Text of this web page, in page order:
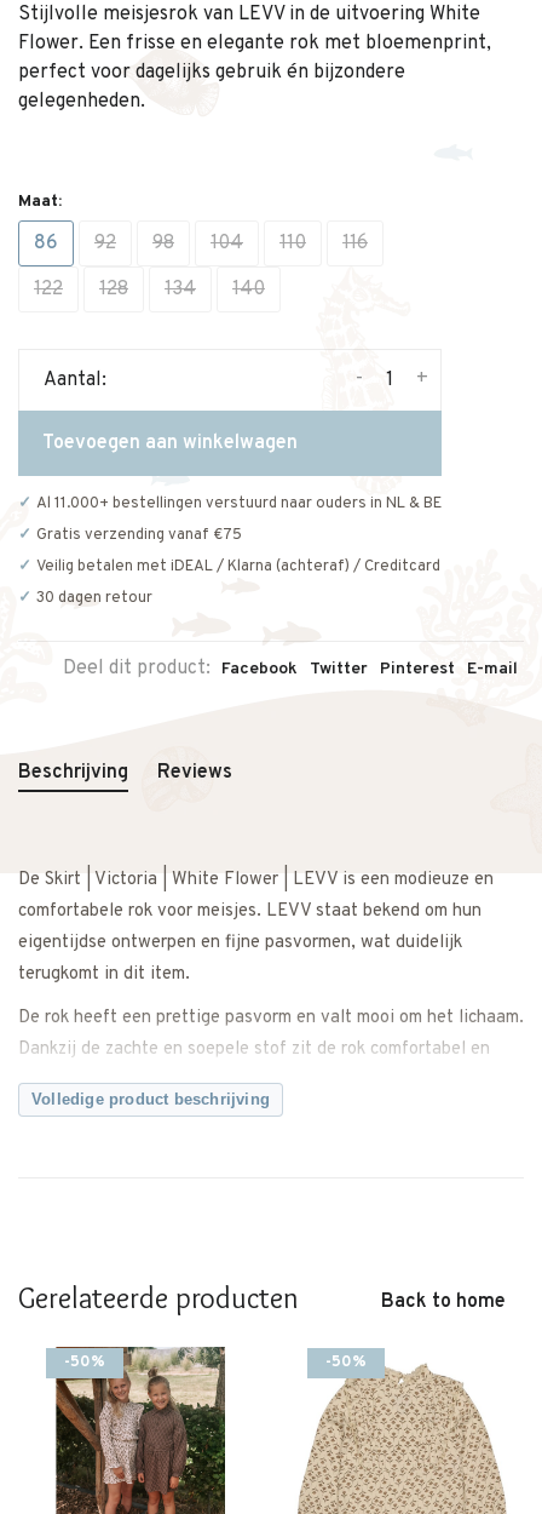
Stijlvolle meisjesrok van LEVV in de uitvoering White
Flower. Een frisse en elegante rok met bloemenprint,
perfect voor dagelijks gebruik én bijzondere
gelegenheden.
Maat:
86 92 98 104 110
116
122
128 134 140
Aantal: +
-
Toevoegen aan winkelwagen
Al 11.000+ bestellingen verstuurd naar ouders in NL & BE
Gratis verzending vanaf €75
Veilig betalen met iDEAL / Klarna (achteraf) / Creditcard
30 dagen retour
Deel dit product: Facebook Twitter Pinterest E-mail
Beschrijving Reviews
De Skirt | Victoria | White Flower | LEVV is een modieuze en
comfortabele rok voor meisjes. LEVV staat bekend om hun
eigentijdse ontwerpen en fijne pasvormen, wat duidelijk
terugkomt in dit item.
De rok heeft een prettige pasvorm en valt mooi om het lichaam.
Dankzij de zachte en soepele stof zit de rok comfortabel en
biedt hij voldoende bewegingsvrijheid tijdens school, spelen of
een feestje.
gelegenheid.
worden.
Twijfel je over de maat? Neem gerust contact met ons op. We
meten de rok graag voor je na, zodat je zeker weet dat je de
juiste maat bestelt.
Volledige product beschrijving
Gerelateerde producten Back to home
-50% -50%